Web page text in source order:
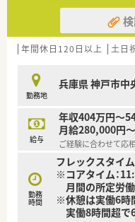
年間休日120日以上 土日
勤務地
兵庫県 神戸市中
給与
年収404万円～
月給280,000円
ご経験に合わせて応
勤務
時間
フレックスタイ
※コアタイム：
月間の所定労
※休憩は実働6時
実働8時間超で